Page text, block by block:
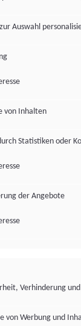
Auswahl
von Inhalten
Statistiken oder
der Angebote
Verhinderung
von Werbung und